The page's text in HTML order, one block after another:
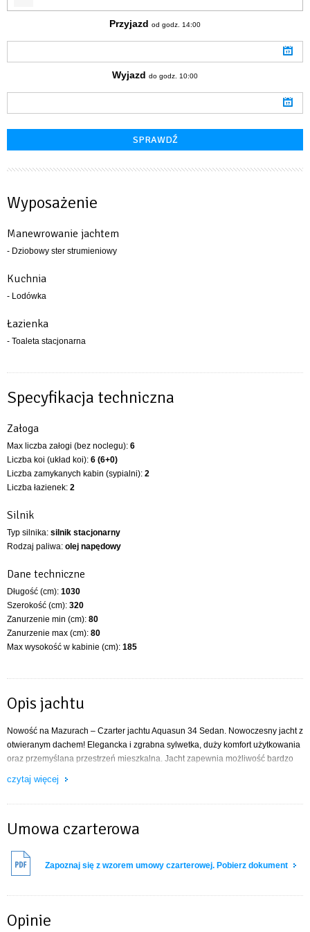
Przyjazd od godz. 14:00
Wyjazd do godz. 10:00
Wyposażenie
Manewrowanie jachtem
- Dziobowy ster strumieniowy
Kuchnia
- Lodówka
Łazienka
- Toaleta stacjonarna
Specyfikacja techniczna
Załoga
Max liczba załogi (bez noclegu): 6
Liczba koi (układ koi): 6 (6+0)
Liczba zamykanych kabin (sypialni): 2
Liczba łazienek: 2
Silnik
Typ silnika: silnik stacjonarny
Rodzaj paliwa: olej napędowy
Dane techniczne
Długość (cm): 1030
Szerokość (cm): 320
Zanurzenie min (cm): 80
Zanurzenie max (cm): 80
Max wysokość w kabinie (cm): 185
Opis jachtu
Nowość na Mazurach – Czarter jachtu Aquasun 34 Sedan. Nowoczesny jacht z
otwieranym dachem! Elegancka i zgrabna sylwetka, duży komfort użytkowania
oraz przemyślana przestrzeń mieszkalna. Jacht zapewnia możliwość bardzo
łóżkiem. Dodatkowo w mesie po rozłożeniu sofy możliwy jest nocleg dla 2
Jacht Nikhen Aquasun 34 Sedan podzielony jest na część dzienną,
mieszkalną do wspólnego spędzania czasu z załogą oraz część nocną,
elektryczną i kuchenką gazową oraz salon/jadalnia z dużą kanapą. Dodatkowo
czytaj więcej
Umowa czarterowa
Zapoznaj się z wzorem umowy czarterowej. Pobierz dokument
Opinie